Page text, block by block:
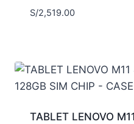
S/2,519.00
TABLET LENOVO